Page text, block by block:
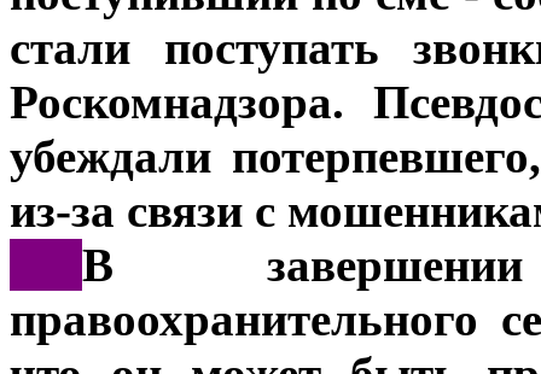
стали поступать
Роскомнадзора.
убеждали
из-за связи с
В
правоохранительного